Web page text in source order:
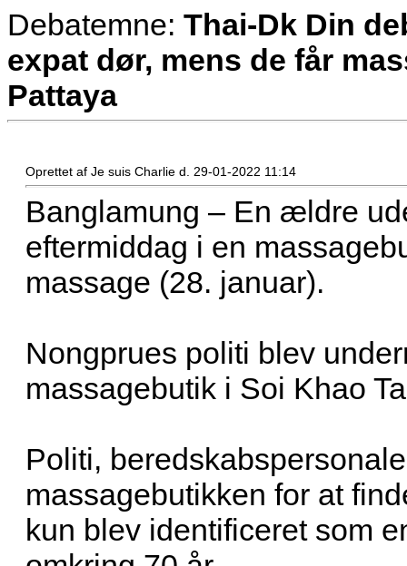
Debatemne: Thai-Dk Din
expat dør, mens de får
Pattaya
Oprettet af Je suis Charlie d. 29-01-2022 11:14
Banglamung – En ældre
eftermiddag i en
massage (28. januar).
Nongprues politi blev
massagebutik i Soi Khao
Politi,
massagebutikken for at
kun blev identificeret som